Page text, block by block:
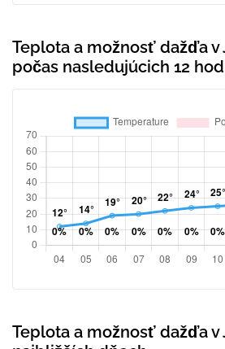
Teplota a možnosť dažďa v
počas nasledujúcich 12
Teplota a možnosť dažďa v